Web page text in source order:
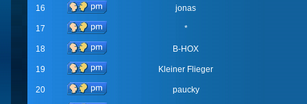
16 jonas
17 *
18 B-HOX
19 Kleiner Flieger
20 paucky